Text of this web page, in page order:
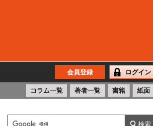
会員登録 ログイン
コラム一覧 著者一覧 書籍 紙面